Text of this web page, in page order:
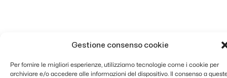
Gestione consenso cookie
Per fornire le migliori esperienze, utilizziamo tecnologie come i cookie per
archiviare e/o accedere alle informazioni del dispositivo. Il consenso a